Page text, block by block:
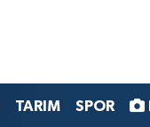
TARIM SPOR